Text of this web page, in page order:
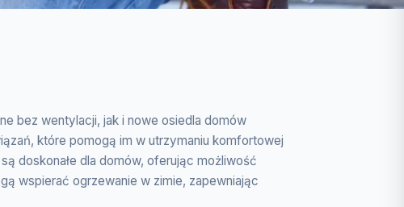
bez wentylacji, jak i nowe osiedla domów
które pomogą im w utrzymaniu komfortowej
doskonałe dla domów, oferując możliwość
wspierać ogrzewanie w zimie, zapewniając